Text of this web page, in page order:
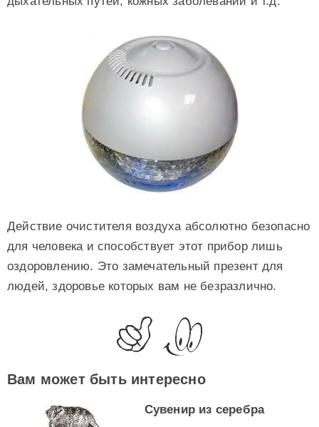
Действие очистителя воздуха абсолютно безопасно
для человека и способствует этот прибор лишь
оздоровлению. Это замечательный презент для
людей, здоровье которых вам не безразлично.
Вам может быть интересно
Сувенир из серебра